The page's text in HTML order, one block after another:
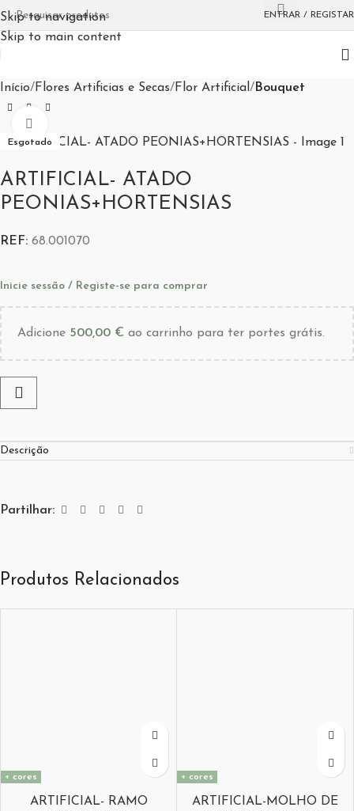
Skip to navigation
Skip to main content
ENTRAR / REGISTAR
Início Flores Artificias e Secas Flor Artificial Bouquet
Esgotado
ARTIFICIAL- ATADO
PEONIAS+HORTENSIAS
REF: 68.001070
Inicie sessão / Registe-se para comprar
Adicione 500,00 € ao carrinho para ter portes grátis.
Descrição
Partilhar:
Produtos Relacionados
+ cores
ARTIFICIAL- RAMO
+ cores
ARTIFICIAL-MOLHO DE